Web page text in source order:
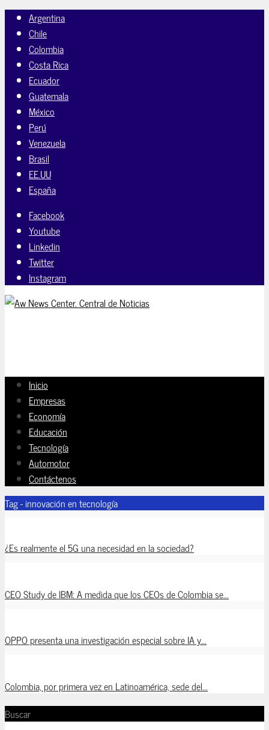
Argentina
Chile
Colombia
Costa Rica
Ecuador
Guatemala
México
Perú
Venezuela
Brasil
EE.UU
España
Facebook
Youtube
Linkedin
Twitter
Instagram
Inicio
Empresas
Economía
Educación
Tecnología
Automotor
Contáctenos
Tag - innovación en tecnología
¿Es realmente el 5G una necesidad en la sociedad?
CEO Study de IBM: A medida que los CEOs de Colombia se...
OPPO presenta una investigación especial sobre IA y...
Colombia, por primera vez en Latinoamérica, sede del...
Buscar